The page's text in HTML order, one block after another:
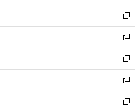
開
く
ウ
で
開
く
ン
ド
ウ
で
開
く
新
し
い
ウ
ィ
ン
ド
ウ
で
新
し
い
ウ
ィ
ン
ド
新
し
い
ウ
ィ
新
し
い
新